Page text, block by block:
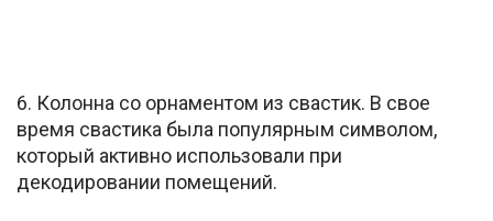
6. Колонна со орнаментом из свастик. В свое
время свастика была популярным символом,
который активно использовали при
декодировании помещений.